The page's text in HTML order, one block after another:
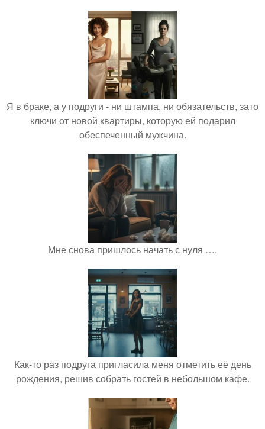
Я в браке, а у подруги - ни штампа, ни обязательств, зато
ключи от новой квартиры, которую ей подарил
обеспеченный мужчина.
Мне снова пришлось начать с нуля ….
Как-то раз подруга пригласила меня отметить её день
рождения, решив собрать гостей в небольшом кафе.